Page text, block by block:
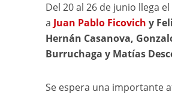
Del 20 al 26 de junio llega el
a Juan Pablo Ficovich y
Hernán Casanova,
Burruchaga y Matías
Se espera una importante